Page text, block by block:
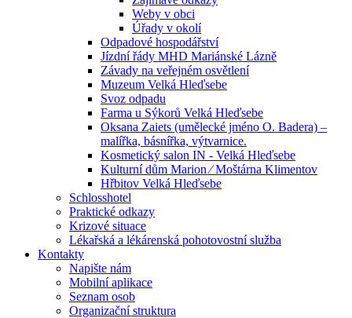
Weby v obci
Úřady v okolí
Odpadové hospodářství
Jízdní řády MHD Mariánské Lázně
Závady na veřejném osvětlení
Muzeum Velká Hleďsebe
Svoz odpadu
Farma u Sýkorů Velká Hleďsebe
Oksana Zaiets (umělecké jméno O. Badera) –
malířka, básnířka, výtvarnice.
Kosmetický salon IN - Velká Hleďsebe
Kulturní dům Marion ⁄ Moštárna Klimentov
Hřbitov Velká Hleďsebe
Schlosshotel
Praktické odkazy
Krizové situace
Lékařská a lékárenská pohotovostní služba
Kontakty
Napište nám
Mobilní aplikace
Seznam osob
Organizační struktura